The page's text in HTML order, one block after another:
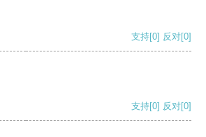
支持[0] 反对[0]
支持[0] 反对[0]